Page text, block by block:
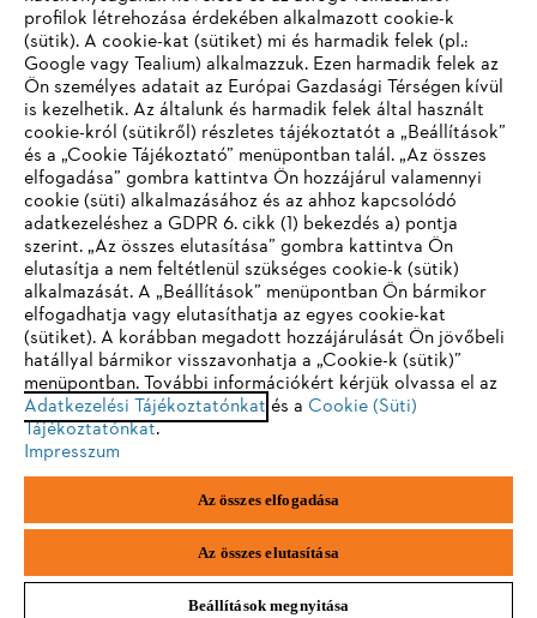
Vállalat
STIHL GYIK
Szerviz
Adatvédelem Impresszum Cookie tájékoztató
Jogi információk
Andreas Stihl Kereskedelmi Kft.
Székhely: H-2051 Biatorbágy-Budapark
IHR BROWSER WIRD NICHT
UNTERSTÜTZT
Sie nutzen einen Browser, den wir noch nicht unterstützen. Für
eine optimale Nutzung unserer Seite empfehlen wir Ihnen, zu
einem der folgenden Browser zu wechseln:
Firefox Chrome
profilok létrehozása érdekében alkalmazott cookie-k
(sütik). A cookie-kat (sütiket) mi és harmadik felek (pl.:
Google vagy Tealium) alkalmazzuk. Ezen harmadik felek az
Ön személyes adatait az Európai Gazdasági Térségen kívül
is kezelhetik. Az általunk és harmadik felek által használt
cookie-król (sütikről) részletes tájékoztatót a „Beállítások”
és a „Cookie Tájékoztató” menüpontban talál. „Az összes
elfogadása” gombra kattintva Ön hozzájárul valamennyi
cookie (süti) alkalmazásához és az ahhoz kapcsolódó
adatkezeléshez a GDPR 6. cikk (1) bekezdés a) pontja
szerint. „Az összes elutasítása” gombra kattintva Ön
elutasítja a nem feltétlenül szükséges cookie-k (sütik)
alkalmazását. A „Beállítások” menüpontban Ön bármikor
elfogadhatja vagy elutasíthatja az egyes cookie-kat
(sütiket). A korábban megadott hozzájárulását Ön jövőbeli
hatállyal bármikor visszavonhatja a „Cookie-k (sütik)”
menüpontban. További információkért kérjük olvassa el az
Adatkezelési Tájékoztatónkat és a Cookie (Süti)
Tájékoztatónkat.
Impresszum
Az összes elfogadása
Az összes elutasítása
Beállítások megnyitása